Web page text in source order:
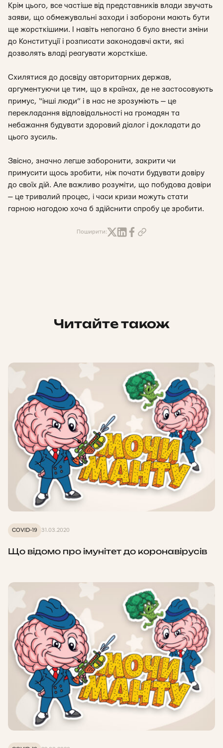
Крім цього, все частіше від представників влади звучать
заяви, що обмежувальні заходи і заборони мають бути
ще жорсткішими. І навіть непогано б було внести зміни
до Конституції і розписати законодавчі акти, які
дозволять владі реагувати жорсткіше.
Схилятися до досвіду авторитарних держав,
аргументуючи це тим, що в країнах, де не застосовують
примус, “інші люди” і в нас не зрозуміють — це
перекладання відповідальності на громадян та
небажання будувати здоровий діалог і докладати до
цього зусиль.
Звісно, значно легше заборонити, закрити чи
примусити щось зробити, ніж почати будувати довіру
до своїх дій. Але важливо розуміти, що побудова довіри
— це тривалий процес, і часи кризи можуть стати
гарною нагодою хоча б здійснити спробу це зробити.
Поширити:
Читайте також
COVID-19 31.03.2020
Що відомо про імунітет до коронавірусів